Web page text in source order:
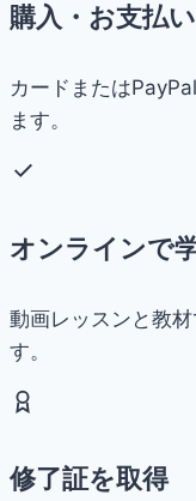
購入・お支払い
カードまたは
ます。
オンラインで
動画レッスンと教
す。
修了証を取得